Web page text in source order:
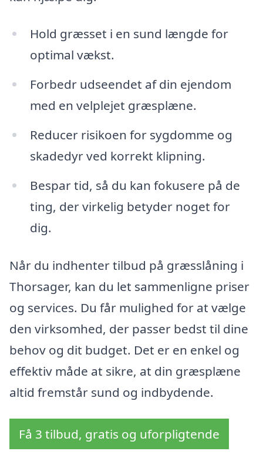
Hold græsset i en sund længde for
optimal vækst.
Forbedr udseendet af din ejendom
med en velplejet græsplæne.
Reducer risikoen for sygdomme og
skadedyr ved korrekt klipning.
Bespar tid, så du kan fokusere på de
ting, der virkelig betyder noget for
dig.
Når du indhenter tilbud på græsslåning i
Thorsager, kan du let sammenligne priser
og services. Du får mulighed for at vælge
den virksomhed, der passer bedst til dine
behov og dit budget. Det er en enkel og
effektiv måde at sikre, at din græsplæne
altid fremstår sund og indbydende.
Få 3 tilbud, gratis og uforpligtende